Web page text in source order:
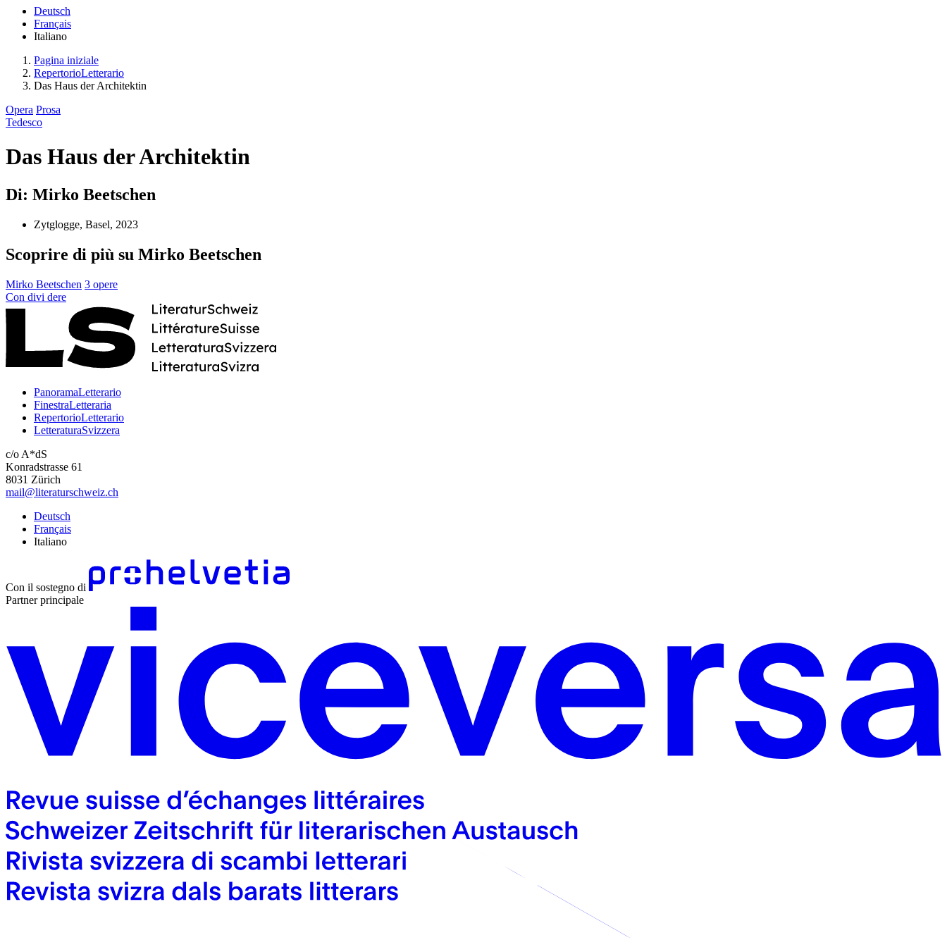
Deutsch
Français
Italiano
Pagina iniziale
RepertorioLetterario
Das Haus der Architektin
Opera Prosa
Tedesco
Das Haus der Architektin
Di: Mirko Beetschen
Zytglogge, Basel, 2023
Scoprire di più su Mirko Beetschen
Mirko Beetschen 3 opere
Con divi dere
PanoramaLetterario
FinestraLetteraria
RepertorioLetterario
LetteraturaSvizzera
c/o A*dS
Konradstrasse 61
8031 Zürich
mail@literaturschweiz.ch
Deutsch
Français
Italiano
Con il sostegno di
Partner principale